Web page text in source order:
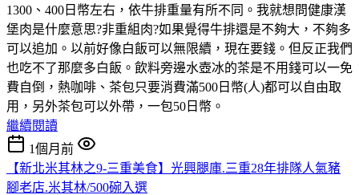
1300、400日幣左右，依牛排重量有所不同。我就想問健康漢
堡肉是什麼意思?非重組肉?如果覺得牛排還是不夠大，不夠多
可以追加。以前好像白飯可以無限續，現在要錢。但反正我們
也吃不了那麼多白飯。飲料旁邊水壺冰的茶是不用錢可以一免
費自倒，熱咖啡、茶包只要消費滿500日幣(人)都可以自由取
用，另外茶包可以外帶，一包50日幣。
繼續閱讀
1個月前
【新北米其林之9-三重美食】光興腿庫.三重28年排隊人氣豬
腳老店.米其林/500碗入選